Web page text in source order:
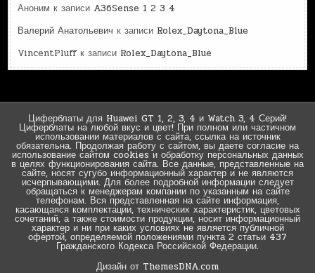
Аноним к записи A36Sense 1 2 3 4
Валерий Анатольевич к записи Rolex_Daytona_Blue
VincentPluffк записи Rolex_Daytona_Blue
Циферблаты для Huawei GT 1, 2, 3, 4 и Watch 3, 4 Серий!
Циферблаты на любой вкус и цвет! При полном или частичном
использовании материалов с сайта, ссылка на источник
обязательна. Продолжая работу с сайтом, вы даете согласие на
использование сайтом cookies и обработку персональных данных
в целях функционирования сайта. Все данные, представленные на
сайте, носят сугубо информационный характер и не являются
исчерпывающими. Для более подробной информации следует
обращаться к менеджерам компании по указанным на сайте
телефонам. Вся представленная на сайте информация,
касающаяся комплектации, технических характеристик, цветовых
сочетаний, а также стоимости продукции, носит информационный
характер и ни при каких условиях не является публичной
офертой, определяемой положениями пункта 2 статьи 437
Гражданского Кодекса Российской Федерации.
Дизайн от ThemesDNA.com